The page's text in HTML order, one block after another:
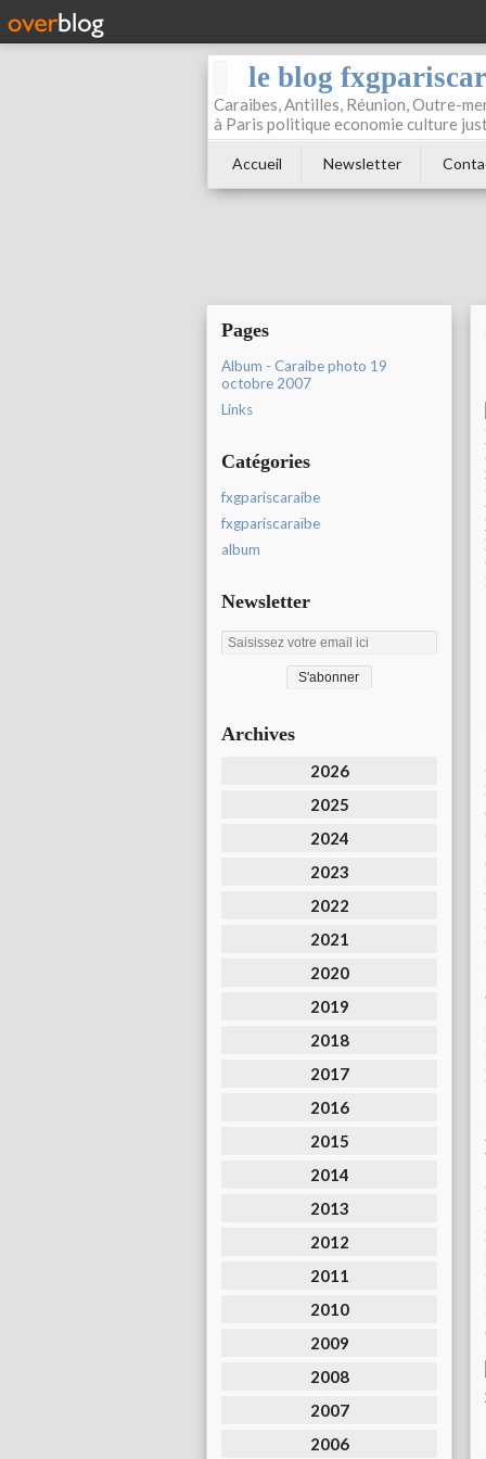
le blog
Caraibes, Antilles, Réunion, Outre-
à Paris politique economie culture
Accueil Newsletter
Pages
Album - Caraibe photo 19
octobre 2007
Links
Catégories
fxgpariscaraibe
fxgpariscaraïbe
album
Newsletter
Archives
2026
2025
2024
2023
2022
2021
2020
2019
2018
2017
2016
2015
2014
2013
2012
2011
2010
2009
2008
2007
2006